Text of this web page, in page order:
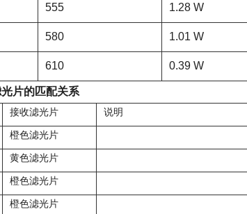
555 1.28 W
580 1.01 W
610 0.39 W
片的匹配关系
接收滤光片 说明
橙色滤光片
黄色滤光片
橙色滤光片
橙色滤光片